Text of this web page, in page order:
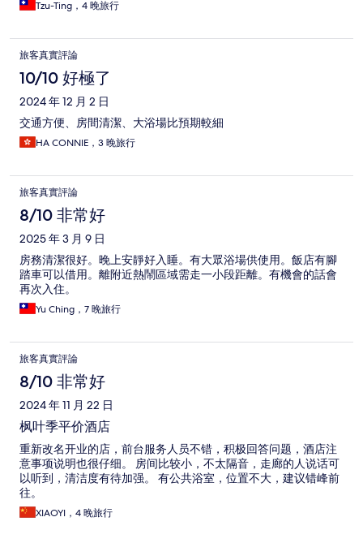
Tzu-Ting，4 晚旅行
旅客真實評論
10/10 好極了
2024 年 12 月 2 日
交通方便、房間清潔、大浴場比預期較細
HA CONNIE，3 晚旅行
旅客真實評論
8/10 非常好
2025 年 3 月 9 日
房務清潔很好。晚上安靜好入睡。有大眾浴場供使用。飯店有腳
踏車可以借用。離附近熱鬧區域需走一小段距離。有機會的話會
再次入住。
Yu Ching，7 晚旅行
旅客真實評論
8/10 非常好
2024 年 11 月 22 日
枫叶季平价酒店
重新改名开业的店，前台服务人员不错，积极回答问题，酒店注
意事项说明也很仔细。 房间比较小，不太隔音，走廊的人说话可
以听到，清洁度有待加强。 有公共浴室，位置不大，建议错峰前
往。
XIAOYI，4 晚旅行